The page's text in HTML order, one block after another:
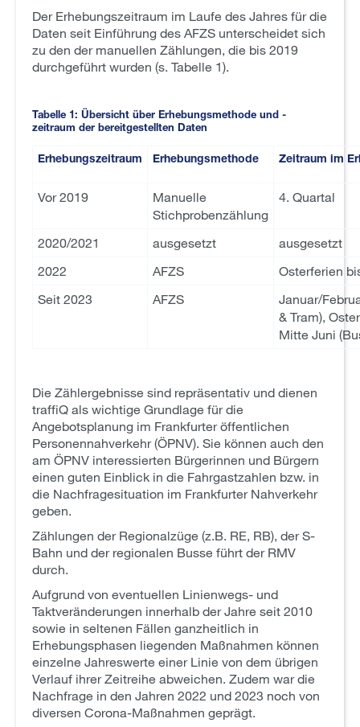
Der Erhebungszeitraum im Laufe des Jahres für die
Daten seit Einführung des AFZS unterscheidet sich
zu den der manuellen Zählungen, die bis 2019
durchgeführt wurden (s. Tabelle 1).
Tabelle 1: Übersicht über Erhebungsmethode und -
zeitraum der bereitgestellten Daten
Erhebungszeitraum Erhebungsmethode Zeitraum im
Vor 2019
Manuelle
Stichprobenzählung
4. Quartal
2020/2021 ausgesetzt
ausgesetzt
2022
AFZS
Osterferien
Seit 2023
AFZS
Januar/
& Tram),
Mitte Juni
Die Zählergebnisse sind repräsentativ und dienen
traffiQ als wichtige Grundlage für die
Angebotsplanung im Frankfurter öffentlichen
Personennahverkehr (ÖPNV). Sie können auch den
am ÖPNV interessierten Bürgerinnen und Bürgern
einen guten Einblick in die Fahrgastzahlen bzw. in
die Nachfragesituation im Frankfurter Nahverkehr
geben.
Zählungen der Regionalzüge (z.B. RE, RB), der S-
Bahn und der regionalen Busse führt der RMV
durch.
Aufgrund von eventuellen Linienwegs- und
Taktveränderungen innerhalb der Jahre seit 2010
sowie in seltenen Fällen ganzheitlich in
Erhebungsphasen liegenden Maßnahmen können
einzelne Jahreswerte einer Linie von dem übrigen
Verlauf ihrer Zeitreihe abweichen. Zudem war die
Nachfrage in den Jahren 2022 und 2023 noch von
diversen Corona-Maßnahmen geprägt.